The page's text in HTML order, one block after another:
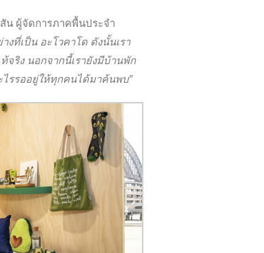
น ผู้จัดการภาคพื้นประจำ
งที่เป็น อะโวคาโด ดังนั้นเรา
จริง นอกจากนี้เรายังมีบ้านพัก
ไรรออยู่ให้ทุกคนได้มาค้นพบ”